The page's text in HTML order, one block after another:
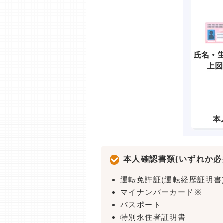
本人確認書類(いずれか
運転免許証(運転経歴証明
マイナンバーカード※
パスポート
特別永住者証明書